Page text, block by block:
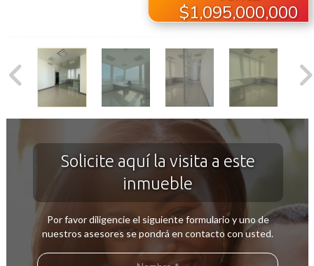
$1,095,000,000
Solicite aquí la visita a este
inmueble
Por favor diligencie el siguiente formulario y uno de
nuestros asesores se pondrá en contacto con usted.